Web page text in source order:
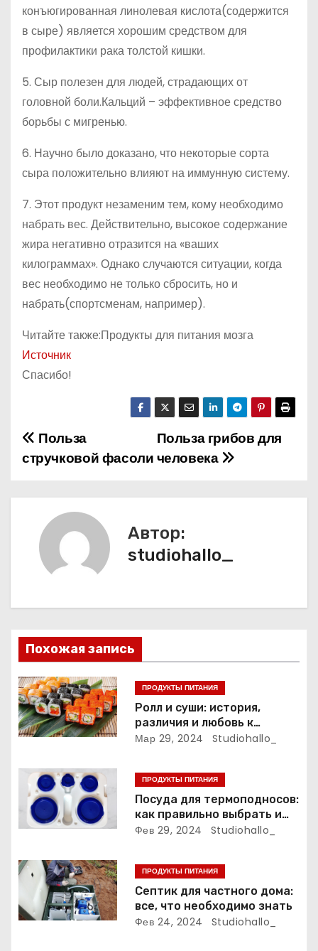
конъюгированная линолевая кислота(содержится
в сыре) является хорошим средством для
профилактики рака толстой кишки.
5. Сыр полезен для людей, страдающих от
головной боли.Кальций – эффективное средство
борьбы с мигренью.
6. Научно было доказано, что некоторые сорта
сыра положительно влияют на иммунную систему.
7. Этот продукт незаменим тем, кому необходимо
набрать вес. Действительно, высокое содержание
жира негативно отразится на «ваших
килограммах». Однако случаются ситуации, когда
вес необходимо не только сбросить, но и
набрать(спортсменам, например).
Читайте также:Продукты для питания мозга
Источник
Спасибо!
Н
в
и
я
п
о
з
а
п
и
я
Польза грибов для
человека
Польза
стручковой фасоли
Автор:
studiohallo_
Похожая запись
ПРОДУКТЫ ПИТАНИЯ
Ролл и суши: история,
различия и любовь к
японской кухне
Мар 29, 2024 Studiohallo_
ПРОДУКТЫ ПИТАНИЯ
Посуда для термоподносов:
как правильно выбрать и
использовать
Фев 29, 2024 Studiohallo_
ПРОДУКТЫ ПИТАНИЯ
Септик для частного дома:
все, что необходимо знать
Фев 24, 2024 Studiohallo_